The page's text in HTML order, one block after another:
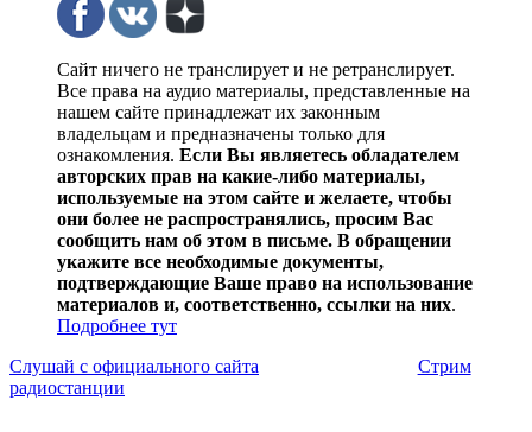
Сайт ничего не транслирует и не ретранслирует.
Все права на аудио материалы, представленные на
нашем сайте принадлежат их законным
владельцам и предназначены только для
ознакомления. Если Вы являетесь обладателем
авторских прав на какие-либо материалы,
используемые на этом сайте и желаете, чтобы
они более не распространялись, просим Вас
сообщить нам об этом в письме. В обращении
укажите все необходимые документы,
подтверждающие Ваше право на использование
материалов и, соответственно, ссылки на них.
Подробнее тут
Слушай с официального сайта
Стрим
радиостанции